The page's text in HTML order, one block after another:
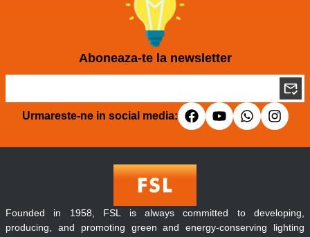
Aboneaza-te la newsletter
Urmareste-ne in social media:
Founded in 1958, FSL is always committed to developing,
producing, and promoting green and energy-conserving lighting